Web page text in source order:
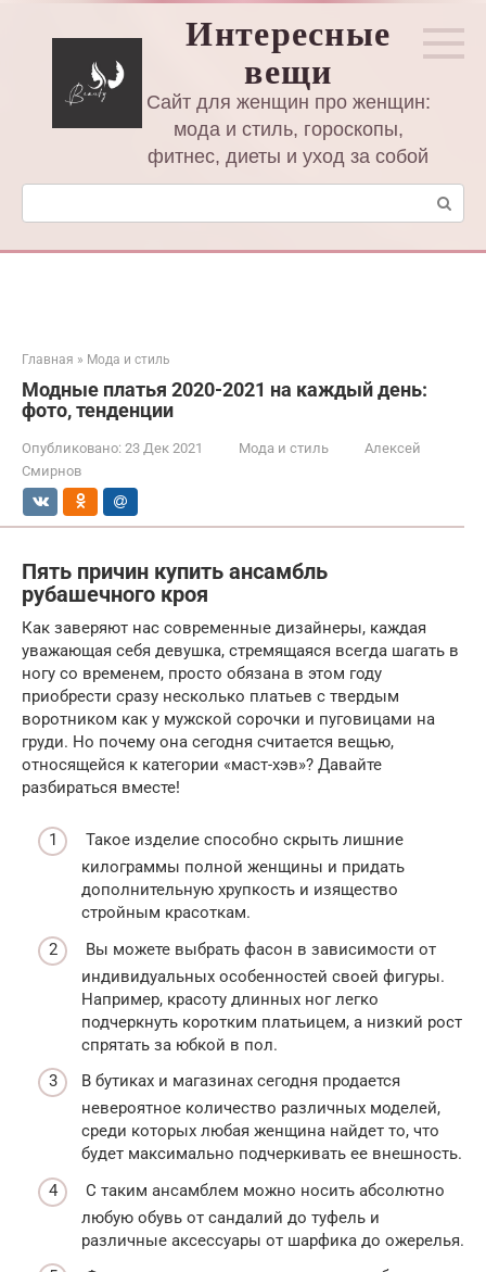
Интересные
вещи
Сайт для женщин про женщин:
мода и стиль, гороскопы,
фитнес, диеты и уход за собой
Поиск:
Главная » Мода и стиль
Модные платья 2020-2021 на каждый день:
фото, тенденции
Опубликовано: 23 Дек 2021 Мода и стиль
Алексей
Смирнов
Пять причин купить ансамбль
рубашечного кроя
Как заверяют нас современные дизайнеры, каждая
уважающая себя девушка, стремящаяся всегда шагать в
ногу со временем, просто обязана в этом году
приобрести сразу несколько платьев с твердым
воротником как у мужской сорочки и пуговицами на
груди. Но почему она сегодня считается вещью,
относящейся к категории «маст-хэв»? Давайте
разбираться вместе!
Такое изделие способно скрыть лишние
килограммы полной женщины и придать
дополнительную хрупкость и изящество
стройным красоткам.
Вы можете выбрать фасон в зависимости от
индивидуальных особенностей своей фигуры.
Например, красоту длинных ног легко
подчеркнуть коротким платьицем, а низкий рост
спрятать за юбкой в пол.
В бутиках и магазинах сегодня продается
невероятное количество различных моделей,
среди которых любая женщина найдет то, что
будет максимально подчеркивать ее внешность.
С таким ансамблем можно носить абсолютно
любую обувь от сандалий до туфель и
различные аксессуары от шарфика до ожерелья.